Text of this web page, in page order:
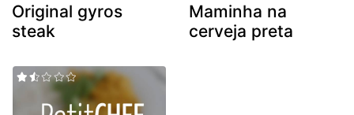
Original gyros
steak
Maminha na
cerveja preta